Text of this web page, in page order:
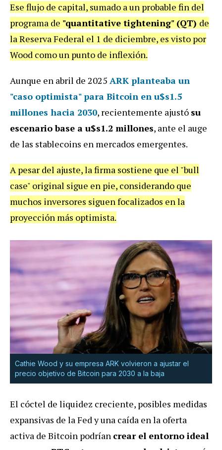
Ese flujo de capital, sumado a un probable fin del
programa de "quantitative tightening" (QT) de
la Reserva Federal el 1 de diciembre, es visto por
Wood como un punto de inflexión.
Aunque en abril de 2025 ARK planteaba un
"caso optimista" para Bitcoin en u$s1.5
millones hacia 2030, recientemente ajustó su
escenario base a u$s1.2 millones, ante el auge
de las stablecoins en mercados emergentes.
A pesar del ajuste, la firma sostiene que el "bull
case" original sigue en pie, considerando que
muchos inversores siguen focalizados en la
proyección más optimista.
Cathie Wood y su empresa ARK volvieron a ajustar el
precio objetivo de Bitcoin para 2030 a la baja
El cóctel de liquidez creciente, posibles medidas
expansivas de la Fed y una caída en la oferta
activa de Bitcoin podrían crear el entorno ideal